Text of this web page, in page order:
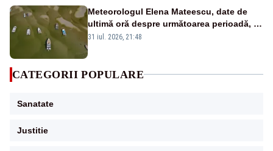
Meteorologul Elena Mateescu, date de
ultimă oră despre următoarea perioadă, în
contextul alertei energetice provocate de
31 iul. 2026, 21:48
CATEGORII POPULARE
Sanatate
Justitie